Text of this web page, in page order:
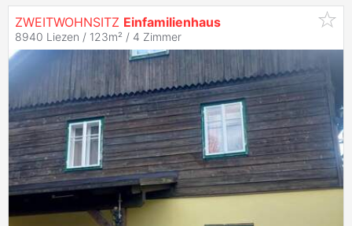
ZWEITWOHNSITZ Einfamilienhaus
8940 Liezen / 123m² / 4 Zimmer